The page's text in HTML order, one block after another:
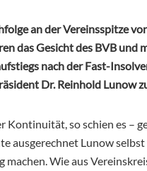
an der Vereinsspitze
das Gesicht des BVB und
nach der Fast-
Dr. Reinhold Lunow
Kontinuität, so schien es –
ausgerechnet Lunow
machen. Wie aus